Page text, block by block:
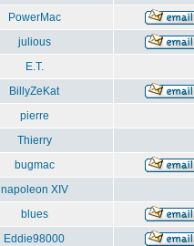
PowerMac
julious
E.T.
BillyZeKat
pierre
Thierry
bugmac
napoleon XIV
blues
Eddie98000